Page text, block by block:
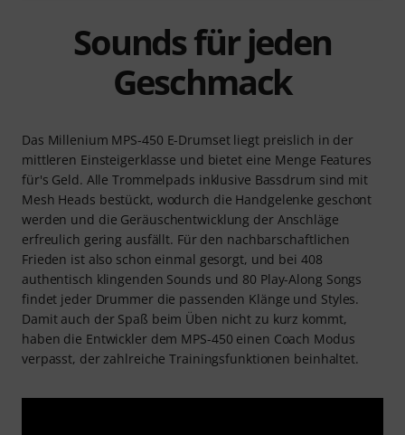
Sounds für jeden
Geschmack
Das Millenium MPS-450 E-Drumset liegt preislich in der
mittleren Einsteigerklasse und bietet eine Menge Features
für's Geld. Alle Trommelpads inklusive Bassdrum sind mit
Mesh Heads bestückt, wodurch die Handgelenke geschont
werden und die Geräuschentwicklung der Anschläge
erfreulich gering ausfällt. Für den nachbarschaftlichen
Frieden ist also schon einmal gesorgt, und bei 408
authentisch klingenden Sounds und 80 Play-Along Songs
findet jeder Drummer die passenden Klänge und Styles.
Damit auch der Spaß beim Üben nicht zu kurz kommt,
haben die Entwickler dem MPS-450 einen Coach Modus
verpasst, der zahlreiche Trainingsfunktionen beinhaltet.